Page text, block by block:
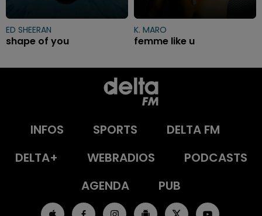
ED SHEERAN
shape of you
K. MARO
femme like u
INFOS SPORTS
DELTA FM
DELTA+
WEBRADIOS
PODCASTS
AGENDA
PUB